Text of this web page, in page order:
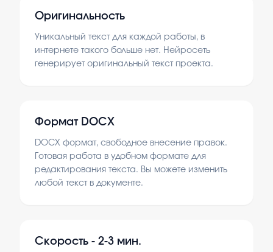
Оригинальность
Уникальный текст для каждой работы, в
интернете такого больше нет. Нейросеть
генерирует оригинальный текст проекта.
Формат DOCX
DOCX формат, свободное внесение правок.
Готовая работа в удобном формате для
редактирования текста. Вы можете изменить
любой текст в документе.
Скорость - 2-3 мин.